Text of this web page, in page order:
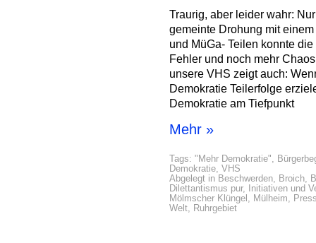
Traurig, aber leider wahr:
gemeinte Drohung mit
und MüGa- Teilen konnte
Fehler und noch mehr
unsere VHS zeigt auch:
Demokratie Teilerfolge
Demokratie am Tiefpunkt
Mehr »
Tags: "Mehr Demokratie",
Demokratie, VHS
Abgelegt in Beschwerden, Broich,
Dilettantismus pur,
Initiativen und
Mölmscher Klüngel , Mülheim,
Welt, Ruhrgebiet